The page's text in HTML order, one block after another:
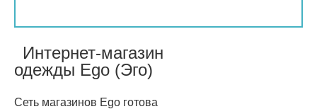
Интернет-магазин
одежды Ego (Эго)
Сеть магазинов Ego готова